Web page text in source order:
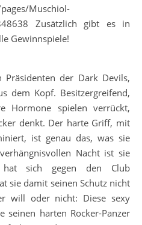
Muschiol-
Zusätzlich gibt es in
Gewinnspiele!
der Dark Devils,
dem Kopf. Besitzergreifend,
Hormone spielen verrückt,
denkt. Der harte Griff, mit
ist genau das, was sie
Nacht ist sie
hat sich gegen den Club
sie damit seinen Schutz nicht
will oder nicht: Diese sexy
harten Rocker-Panzer